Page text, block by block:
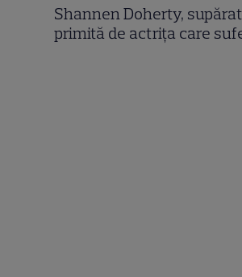
Shannen Doherty,
primită de actrița care